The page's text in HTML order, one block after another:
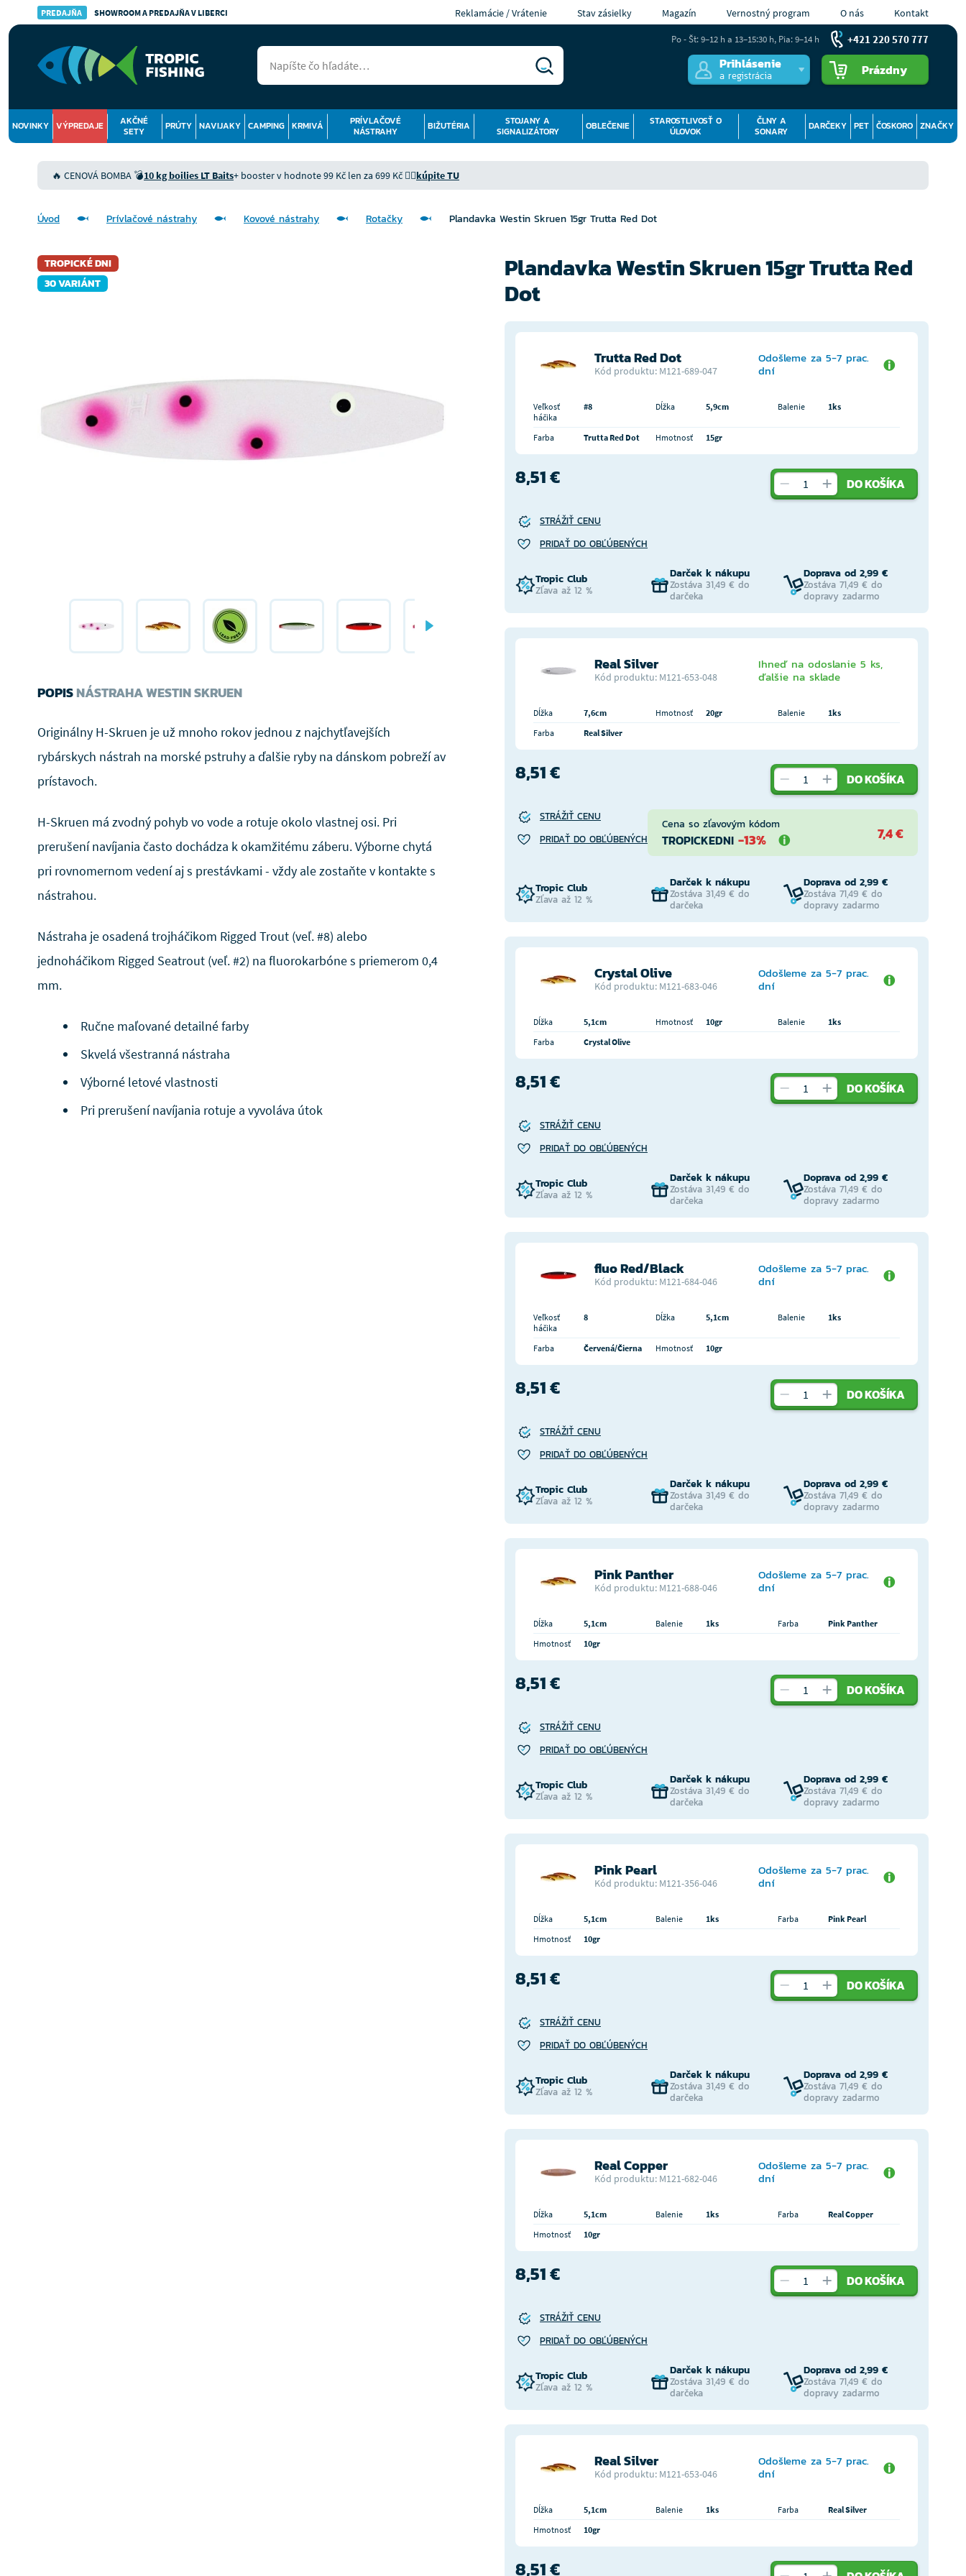
PREDAJŇA SHOWROOM A PREDAJŇA V LIBERCI Reklamácie / Vrátenie Stav zásielky Magazín Vernostný program O nás Kontakt
Prihlásenie
a registrácia Prázdny
NOVINKY VÝPREDAJE
AKČNÉ
SETY
PRÚTY NAVIJAKY CAMPING KRMIVÁ
PRÍVLAČOVÉ
NÁSTRAHY
BIŽUTÉRIA
STOJANY A
SIGNALIZÁTORY
OBLEČENIE
STAROSTLIVOSŤ O
ÚLOVOK
ČLNY A
SONARY
DARČEKY PET ČOSKORO ZNAČKY
Po - Št: 9–12 h a 13–15:30 h, Pia: 9–14 h +421 220 570 777
🔥 CENOVÁ BOMBA 💣10 kg boilies LT Baits+ booster v hodnote 99 Kč len za 699 Kč 👉🏻kúpite TU
Úvod Prívlačové nástrahy Kovové nástrahy Rotačky Plandavka Westin Skruen 15gr Trutta Red Dot
TROPICKÉ DNI
30 VARIÁNT
POPISNÁSTRAHA WESTIN SKRUEN
Originálny H-Skruen je už mnoho rokov jednou z najchytľavejších
rybárskych nástrah na morské pstruhy a ďalšie ryby na dánskom pobreží av
prístavoch.
H-Skruen má zvodný pohyb vo vode a rotuje okolo vlastnej osi. Pri
prerušení navíjania často dochádza k okamžitému záberu. Výborne chytá
pri rovnomernom vedení aj s prestávkami - vždy ale zostaňte v kontakte s
nástrahou.
Nástraha je osadená trojháčikom Rigged Trout (veľ. #8) alebo
jednoháčikom Rigged Seatrout (veľ. #2) na fluorokarbóne s priemerom 0,4
mm.
Ručne maľované detailné farby
Skvelá všestranná nástraha
Výborné letové vlastnosti
Pri prerušení navíjania rotuje a vyvoláva útok
Plandavka Westin Skruen 15gr Trutta Red
Dot
Trutta Red Dot
Kód produktu: M121-689-047
Odošleme za 5-7 prac.
dní
Veľkosť
háčika
#8 Dĺžka 5,9cm Balenie 1ks
Farba Trutta Red Dot Hmotnosť 15gr
8,51 € DO KOŠÍKA
STRÁŽIŤ CENU
PRIDAŤ DO OBĽÚBENÝCH
Tropic Club
Zľava až 12 %
Darček k nákupu
Zostáva 31,49 € do
darčeka
Doprava od 2,99 €
Zostáva 71,49 € do
dopravy zadarmo
Real Silver
Kód produktu: M121-653-048
Ihneď na odoslanie 5 ks,
ďalšie na sklade
Dĺžka 7,6cm Hmotnosť 20gr Balenie
1ks
Farba
Real Silver
8,51 € DO KOŠÍKA
STRÁŽIŤ CENU
PRIDAŤ DO OBĽÚBENÝCH
Cena so zľavovým kódom
TROPICKEDNI -13% 7,4 €
Tropic Club
Zľava až 12 %
Darček k nákupu
Zostáva 31,49 € do
darčeka
Doprava od 2,99 €
Zostáva 71,49 € do
dopravy zadarmo
Crystal Olive
Kód produktu: M121-683-046
Odošleme za 5-7 prac.
dní
Dĺžka 5,1cm Hmotnosť 10gr Balenie
1ks
Farba
Crystal Olive
8,51 € DO KOŠÍKA
STRÁŽIŤ CENU
PRIDAŤ DO OBĽÚBENÝCH
Tropic Club
Zľava až 12 %
Darček k nákupu
Zostáva 31,49 € do
darčeka
Doprava od 2,99 €
Zostáva 71,49 € do
dopravy zadarmo
fluo Red/Black
Kód produktu: M121-684-046
Odošleme za 5-7 prac.
dní
Veľkosť
háčika
8 Dĺžka 5,1cm Balenie 1ks
Farba Červená/Čierna Hmotnosť 10gr
8,51 € DO KOŠÍKA
STRÁŽIŤ CENU
PRIDAŤ DO OBĽÚBENÝCH
Tropic Club
Zľava až 12 %
Darček k nákupu
Zostáva 31,49 € do
darčeka
Doprava od 2,99 €
Zostáva 71,49 € do
dopravy zadarmo
Pink Panther
Kód produktu: M121-688-046
Odošleme za 5-7 prac.
dní
Dĺžka 5,1cm Balenie 1ks Farba
Pink Panther
Hmotnosť
10gr
8,51 € DO KOŠÍKA
STRÁŽIŤ CENU
PRIDAŤ DO OBĽÚBENÝCH
Tropic Club
Zľava až 12 %
Darček k nákupu
Zostáva 31,49 € do
darčeka
Doprava od 2,99 €
Zostáva 71,49 € do
dopravy zadarmo
Pink Pearl
Kód produktu: M121-356-046
Odošleme za 5-7 prac.
dní
Dĺžka 5,1cm Balenie 1ks Farba
Pink Pearl
Hmotnosť
10gr
8,51 € DO KOŠÍKA
STRÁŽIŤ CENU
PRIDAŤ DO OBĽÚBENÝCH
Tropic Club
Zľava až 12 %
Darček k nákupu
Zostáva 31,49 € do
darčeka
Doprava od 2,99 €
Zostáva 71,49 € do
dopravy zadarmo
Real Copper
Kód produktu: M121-682-046
Odošleme za 5-7 prac.
dní
Dĺžka 5,1cm Balenie 1ks Farba
Real Copper
Hmotnosť
10gr
8,51 € DO KOŠÍKA
STRÁŽIŤ CENU
PRIDAŤ DO OBĽÚBENÝCH
Tropic Club
Zľava až 12 %
Darček k nákupu
Zostáva 31,49 € do
darčeka
Doprava od 2,99 €
Zostáva 71,49 € do
dopravy zadarmo
Real Silver
Kód produktu: M121-653-046
Odošleme za 5-7 prac.
dní
Dĺžka 5,1cm Balenie 1ks Farba
Real Silver
Hmotnosť
10gr
8,51 €